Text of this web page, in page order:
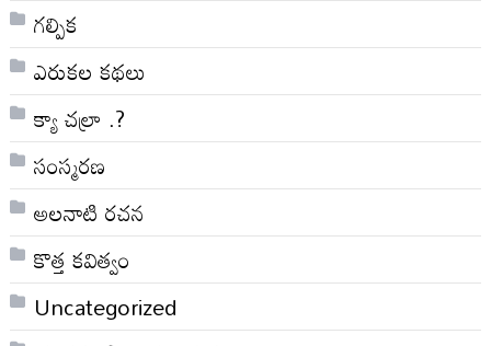
గల్పిక
ఎరుకల కథలు
క్యా చల్రా .?
సంస్మరణ
అలనాటి రచన
కొత్త కవిత్వం
Uncategorized